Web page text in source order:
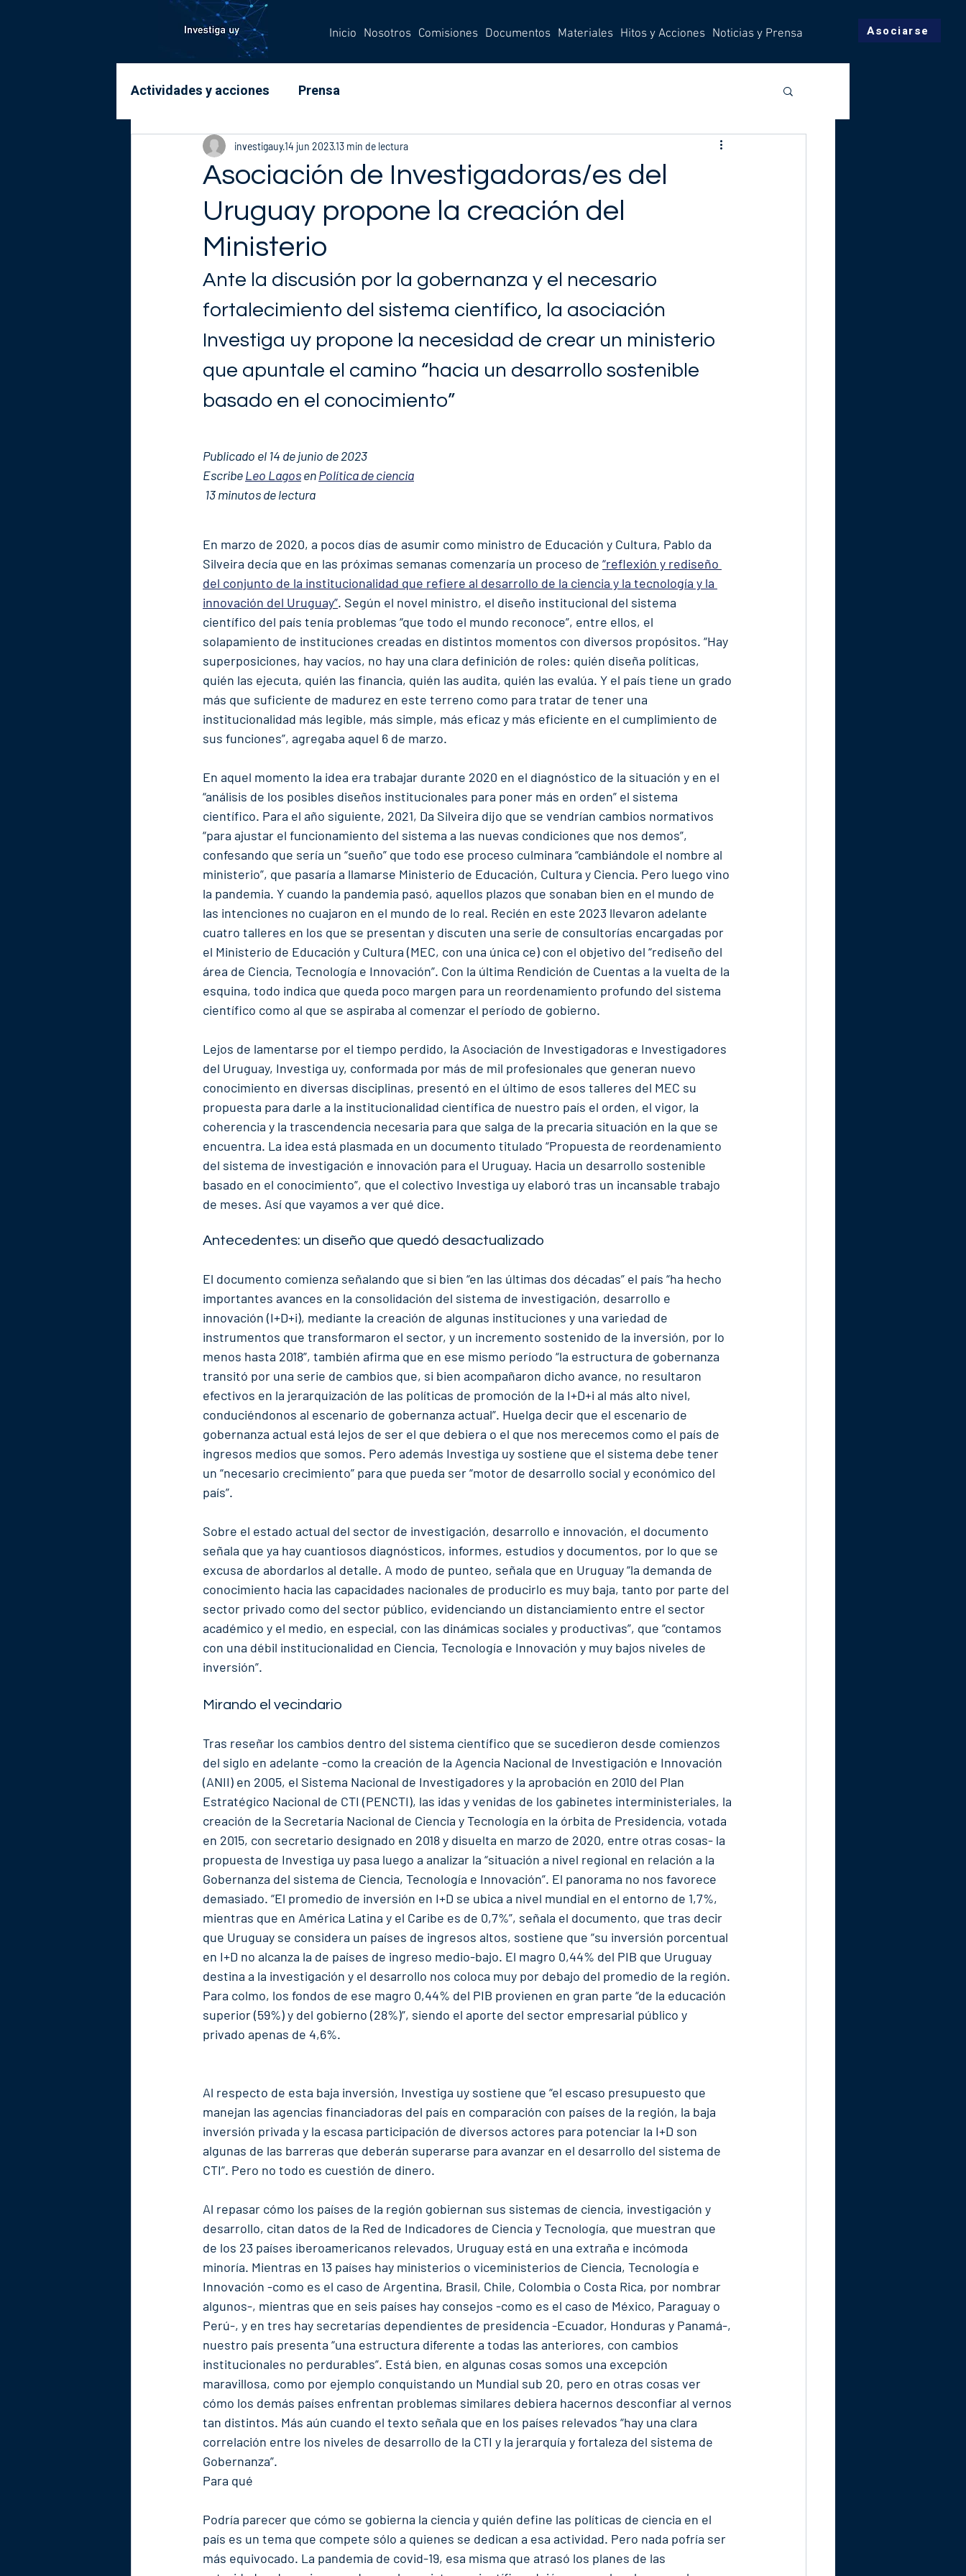
Inicio Nosotros Comisiones Documentos Materiales Hitos y Acciones Noticias y Prensa Asociarse
Actividades y acciones Prensa
Asociación de Investigadoras/es del
Uruguay propone la creación del
Ministerio
investigauy14 jun 202313 min de lectura
Ante la discusión por la gobernanza y el necesario
fortalecimiento del sistema científico, la asociación
Investiga uy propone la necesidad de crear un ministerio
que apuntale el camino “hacia un desarrollo sostenible
basado en el conocimiento”
Publicado el 14 de junio de 2023
Escribe Leo Lagos en Política de ciencia
13 minutos de lectura
En marzo de 2020, a pocos días de asumir como ministro de Educación y Cultura, Pablo da
Silveira decía que en las próximas semanas comenzaría un proceso de “reflexión y rediseño
del conjunto de la institucionalidad que refiere al desarrollo de la ciencia y la tecnología y la
innovación del Uruguay”. Según el novel ministro, el diseño institucional del sistema
científico del país tenía problemas “que todo el mundo reconoce”, entre ellos, el
solapamiento de instituciones creadas en distintos momentos con diversos propósitos. “Hay
superposiciones, hay vacíos, no hay una clara definición de roles: quién diseña políticas,
quién las ejecuta, quién las financia, quién las audita, quién las evalúa. Y el país tiene un grado
más que suficiente de madurez en este terreno como para tratar de tener una
institucionalidad más legible, más simple, más eficaz y más eficiente en el cumplimiento de
sus funciones”, agregaba aquel 6 de marzo.
En aquel momento la idea era trabajar durante 2020 en el diagnóstico de la situación y en el
“análisis de los posibles diseños institucionales para poner más en orden” el sistema
científico. Para el año siguiente, 2021, Da Silveira dijo que se vendrían cambios normativos
“para ajustar el funcionamiento del sistema a las nuevas condiciones que nos demos”,
confesando que sería un “sueño” que todo ese proceso culminara “cambiándole el nombre al
ministerio”, que pasaría a llamarse Ministerio de Educación, Cultura y Ciencia. Pero luego vino
la pandemia. Y cuando la pandemia pasó, aquellos plazos que sonaban bien en el mundo de
las intenciones no cuajaron en el mundo de lo real. Recién en este 2023 llevaron adelante
cuatro talleres en los que se presentan y discuten una serie de consultorías encargadas por
el Ministerio de Educación y Cultura (MEC, con una única ce) con el objetivo del “rediseño del
área de Ciencia, Tecnología e Innovación”. Con la última Rendición de Cuentas a la vuelta de la
esquina, todo indica que queda poco margen para un reordenamiento profundo del sistema
científico como al que se aspiraba al comenzar el período de gobierno.
Lejos de lamentarse por el tiempo perdido, la Asociación de Investigadoras e Investigadores
del Uruguay, Investiga uy, conformada por más de mil profesionales que generan nuevo
conocimiento en diversas disciplinas, presentó en el último de esos talleres del MEC su
propuesta para darle a la institucionalidad científica de nuestro país el orden, el vigor, la
coherencia y la trascendencia necesaria para que salga de la precaria situación en la que se
encuentra. La idea está plasmada en un documento titulado “Propuesta de reordenamiento
del sistema de investigación e innovación para el Uruguay. Hacia un desarrollo sostenible
basado en el conocimiento”, que el colectivo Investiga uy elaboró tras un incansable trabajo
de meses. Así que vayamos a ver qué dice.
Antecedentes: un diseño que quedó desactualizado
El documento comienza señalando que si bien “en las últimas dos décadas” el país “ha hecho
importantes avances en la consolidación del sistema de investigación, desarrollo e
innovación (I+D+i), mediante la creación de algunas instituciones y una variedad de
instrumentos que transformaron el sector, y un incremento sostenido de la inversión, por lo
menos hasta 2018”, también afirma que en ese mismo período “la estructura de gobernanza
transitó por una serie de cambios que, si bien acompañaron dicho avance, no resultaron
efectivos en la jerarquización de las políticas de promoción de la I+D+i al más alto nivel,
conduciéndonos al escenario de gobernanza actual”. Huelga decir que el escenario de
gobernanza actual está lejos de ser el que debiera o el que nos merecemos como el país de
ingresos medios que somos. Pero además Investiga uy sostiene que el sistema debe tener
un “necesario crecimiento” para que pueda ser “motor de desarrollo social y económico del
país”.
Sobre el estado actual del sector de investigación, desarrollo e innovación, el documento
señala que ya hay cuantiosos diagnósticos, informes, estudios y documentos, por lo que se
excusa de abordarlos al detalle. A modo de punteo, señala que en Uruguay “la demanda de
conocimiento hacia las capacidades nacionales de producirlo es muy baja, tanto por parte del
sector privado como del sector público, evidenciando un distanciamiento entre el sector
académico y el medio, en especial, con las dinámicas sociales y productivas”, que “contamos
con una débil institucionalidad en Ciencia, Tecnología e Innovación y muy bajos niveles de
inversión”.
Mirando el vecindario
Tras reseñar los cambios dentro del sistema científico que se sucedieron desde comienzos
del siglo en adelante -como la creación de la Agencia Nacional de Investigación e Innovación
(ANII) en 2005, el Sistema Nacional de Investigadores y la aprobación en 2010 del Plan
Estratégico Nacional de CTI (PENCTI), las idas y venidas de los gabinetes interministeriales, la
creación de la Secretaría Nacional de Ciencia y Tecnología en la órbita de Presidencia, votada
en 2015, con secretario designado en 2018 y disuelta en marzo de 2020, entre otras cosas- la
propuesta de Investiga uy pasa luego a analizar la “situación a nivel regional en relación a la
Gobernanza del sistema de Ciencia, Tecnología e Innovación”. El panorama no nos favorece
demasiado. “El promedio de inversión en I+D se ubica a nivel mundial en el entorno de 1,7%,
mientras que en América Latina y el Caribe es de 0,7%”, señala el documento, que tras decir
que Uruguay se considera un países de ingresos altos, sostiene que “su inversión porcentual
en I+D no alcanza la de países de ingreso medio-bajo. El magro 0,44% del PIB que Uruguay
destina a la investigación y el desarrollo nos coloca muy por debajo del promedio de la región.
Para colmo, los fondos de ese magro 0,44% del PIB provienen en gran parte “de la educación
superior (59%) y del gobierno (28%)”, siendo el aporte del sector empresarial público y
privado apenas de 4,6%.
Al respecto de esta baja inversión, Investiga uy sostiene que “el escaso presupuesto que
manejan las agencias financiadoras del país en comparación con países de la región, la baja
inversión privada y la escasa participación de diversos actores para potenciar la I+D son
algunas de las barreras que deberán superarse para avanzar en el desarrollo del sistema de
CTI”. Pero no todo es cuestión de dinero.
Al repasar cómo los países de la región gobiernan sus sistemas de ciencia, investigación y
desarrollo, citan datos de la Red de Indicadores de Ciencia y Tecnología, que muestran que
de los 23 países iberoamericanos relevados, Uruguay está en una extraña e incómoda
minoría. Mientras en 13 países hay ministerios o viceministerios de Ciencia, Tecnología e
Innovación -como es el caso de Argentina, Brasil, Chile, Colombia o Costa Rica, por nombrar
algunos-, mientras que en seis países hay consejos -como es el caso de México, Paraguay o
Perú-, y en tres hay secretarías dependientes de presidencia -Ecuador, Honduras y Panamá-,
nuestro país presenta “una estructura diferente a todas las anteriores, con cambios
institucionales no perdurables”. Está bien, en algunas cosas somos una excepción
maravillosa, como por ejemplo conquistando un Mundial sub 20, pero en otras cosas ver
cómo los demás países enfrentan problemas similares debiera hacernos desconfiar al vernos
tan distintos. Más aún cuando el texto señala que en los países relevados “hay una clara
correlación entre los niveles de desarrollo de la CTI y la jerarquía y fortaleza del sistema de
Gobernanza”.
Para qué
Podría parecer que cómo se gobierna la ciencia y quién define las políticas de ciencia en el
país es un tema que compete sólo a quienes se dedican a esa actividad. Pero nada pofría ser
más equivocado. La pandemia de covid-19, esa misma que atrasó los planes de las